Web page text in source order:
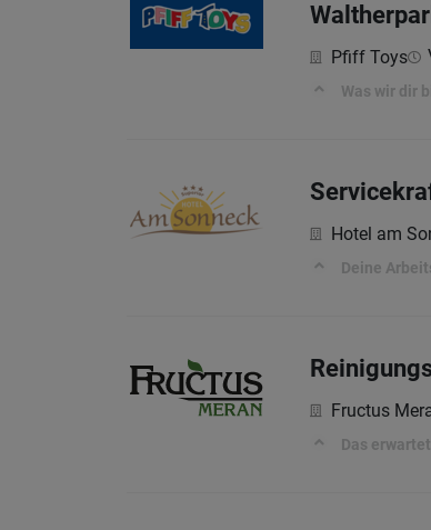
Pfiff Toys
Was wir dir
Hotel am
Deine
Fructus
Das